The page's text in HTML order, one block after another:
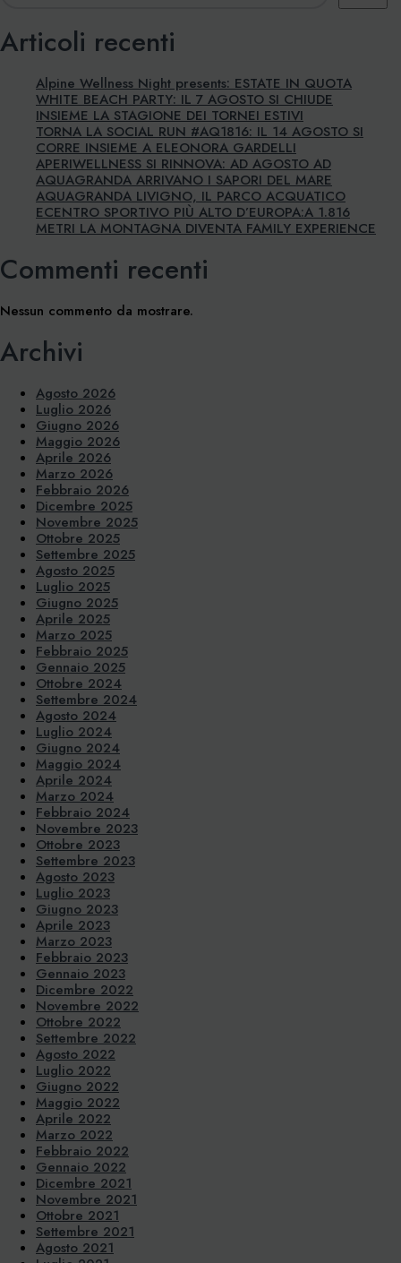
Articoli recenti
Alpine Wellness Night presents: ESTATE IN QUOTA
WHITE BEACH PARTY: IL 7 AGOSTO SI CHIUDE
INSIEME LA STAGIONE DEI TORNEI ESTIVI
TORNA LA SOCIAL RUN #AQ1816: IL 14 AGOSTO SI
CORRE INSIEME A ELEONORA GARDELLI
APERIWELLNESS SI RINNOVA: AD AGOSTO AD
AQUAGRANDA ARRIVANO I SAPORI DEL MARE
AQUAGRANDA LIVIGNO, IL PARCO ACQUATICO
ECENTRO SPORTIVO PIÙ ALTO D’EUROPA:A 1.816
METRI LA MONTAGNA DIVENTA FAMILY EXPERIENCE
Commenti recenti
Nessun commento da mostrare.
Archivi
Agosto 2026
Luglio 2026
Giugno 2026
Maggio 2026
Aprile 2026
Marzo 2026
Febbraio 2026
Dicembre 2025
Novembre 2025
Ottobre 2025
Settembre 2025
Agosto 2025
Luglio 2025
Giugno 2025
Aprile 2025
Marzo 2025
Febbraio 2025
Gennaio 2025
Ottobre 2024
Settembre 2024
Agosto 2024
Luglio 2024
Giugno 2024
Maggio 2024
Aprile 2024
Marzo 2024
Febbraio 2024
Novembre 2023
Ottobre 2023
Settembre 2023
Agosto 2023
Luglio 2023
Giugno 2023
Aprile 2023
Marzo 2023
Febbraio 2023
Gennaio 2023
Dicembre 2022
Novembre 2022
Ottobre 2022
Settembre 2022
Agosto 2022
Luglio 2022
Giugno 2022
Maggio 2022
Aprile 2022
Marzo 2022
Febbraio 2022
Gennaio 2022
Dicembre 2021
Novembre 2021
Ottobre 2021
Settembre 2021
Agosto 2021